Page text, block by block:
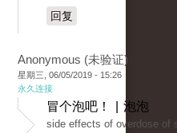
回复
Anonymous (未验证)
星期三, 06/05/2019 - 15:26
永久连接
冒个泡吧！ | 泡泡
side effects of overdose of